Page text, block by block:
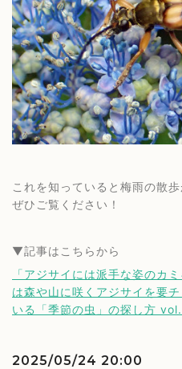
これを知っていると梅雨の散
ぜひご覧ください！
▼記事はこちらから
「アジサイには派手な姿のカ
は森や山に咲くアジサイを要
いる「季節の虫」の探し方
2025/05/24 20:00